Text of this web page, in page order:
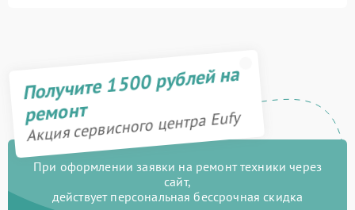
Замена колеса 200 рублей
Ремонт колес 700 рублей
Ремонт базы 750 рублей
Ремонт зарядной станции 400 рублей
Получите 1500 рублей на
ремонт
Акция сервисного центра Eufy
При оформлении заявки на ремонт техники через
сайт,
действует персональная бессрочная скидка